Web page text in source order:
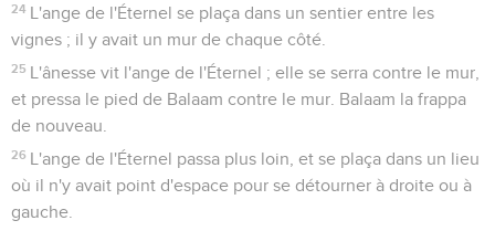
24 L'ange de l'Éternel se plaça dans un sentier entre les
vignes ; il y avait un mur de chaque côté.
25 L'ânesse vit l'ange de l'Éternel ; elle se serra contre le mur,
et pressa le pied de Balaam contre le mur. Balaam la frappa
de nouveau.
26 L'ange de l'Éternel passa plus loin, et se plaça dans un lieu
où il n'y avait point d'espace pour se détourner à droite ou à
gauche.